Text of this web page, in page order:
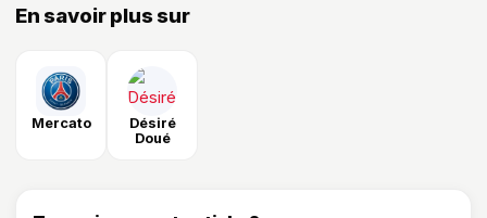
En savoir plus sur
Mercato
Désiré
Doué